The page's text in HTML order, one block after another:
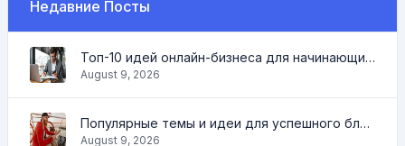
Недавние Посты
Топ-10 идей онлайн-бизнеса для начинающих 2022 и инструменты, которые помогут вам легко работать
August 9, 2026
Популярные темы и идеи для успешного блога в 2022 году, а также инструменты, которые будут полезны блогеру
August 9, 2026